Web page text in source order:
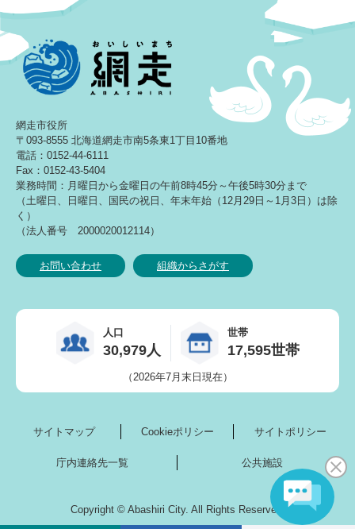
網走市役所
〒093-8555 北海道網走市南5条東1丁目10番地
電話：0152-44-6111
Fax：0152-43-5404
業務時間：月曜日から金曜日の午前8時45分～午後5時30分まで
（土曜日、日曜日、国民の祝日、年末年始（12月29日～1月3日）は除
く）
（法人番号 2000020012114）
お問い合わせ 組織からさがす
人口
30,979人
世帯
17,595世帯
（2026年7月末日現在）
サイトマップ Cookieポリシー サイトポリシー
庁内連絡先一覧 公共施設
Copyright © Abashiri City. All Rights Reserved.